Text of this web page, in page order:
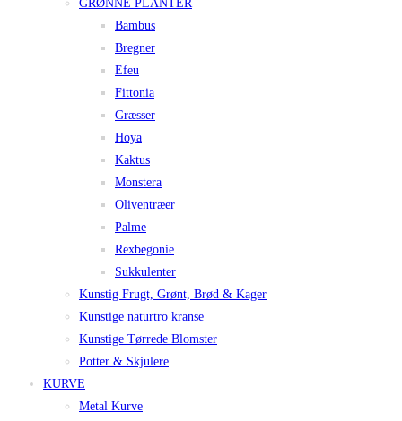
GRØNNE PLANTER
Bambus
Bregner
Efeu
Fittonia
Græsser
Hoya
Kaktus
Monstera
Oliventræer
Palme
Rexbegonie
Sukkulenter
Kunstig Frugt, Grønt, Brød & Kager
Kunstige naturtro kranse
Kunstige Tørrede Blomster
Potter & Skjulere
KURVE
Metal Kurve